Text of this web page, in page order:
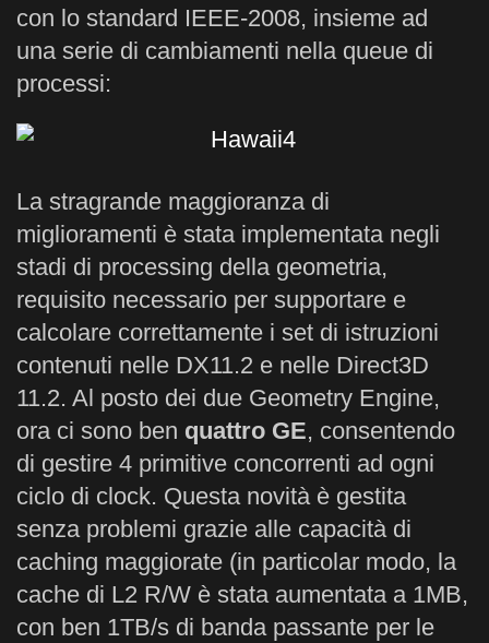
con lo standard IEEE-2008, insieme ad
una serie di cambiamenti nella queue di
processi:
La stragrande maggioranza di
miglioramenti è stata implementata negli
stadi di processing della geometria,
requisito necessario per supportare e
calcolare correttamente i set di istruzioni
contenuti nelle DX11.2 e nelle Direct3D
11.2. Al posto dei due Geometry Engine,
ora ci sono ben quattro GE, consentendo
di gestire 4 primitive concorrenti ad ogni
ciclo di clock. Questa novità è gestita
senza problemi grazie alle capacità di
caching maggiorate (in particolar modo, la
cache di L2 R/W è stata aumentata a 1MB,
con ben 1TB/s di banda passante per le